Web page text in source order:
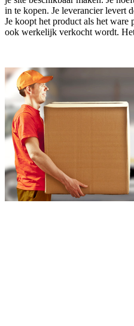
in te kopen. Je leverancier levert
Je koopt het product als het ware
ook werkelijk verkocht wordt.